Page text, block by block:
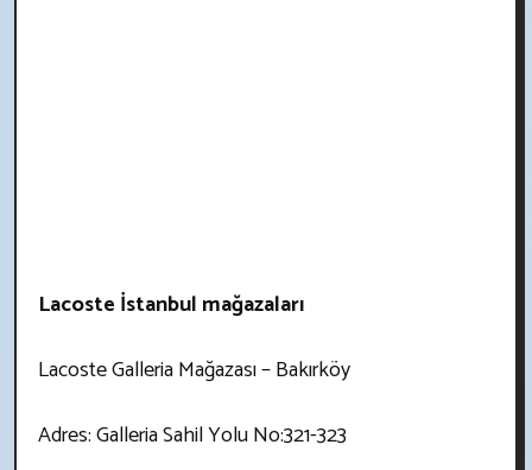
Lacoste İstanbul mağazaları
Lacoste Galleria Mağazası – Bakırköy
Adres: Galleria Sahil Yolu No:321-323